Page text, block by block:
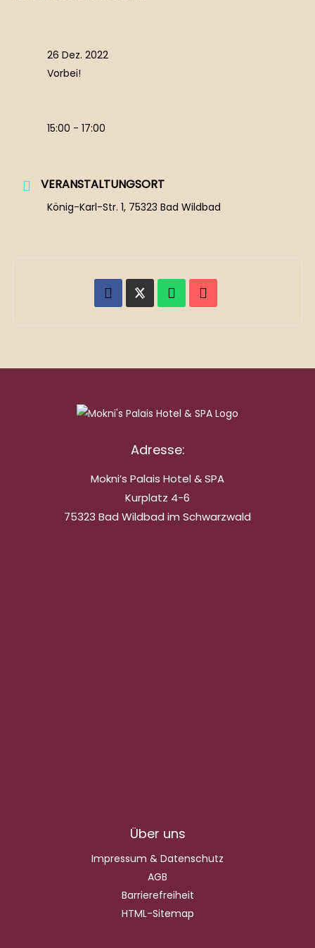
26 Dez. 2022
Vorbei!
15:00 - 17:00
VERANSTALTUNGSORT
König-Karl-Str. 1, 75323 Bad Wildbad
Adresse:
Mokni’s Palais Hotel & SPA
Kurplatz 4-6
75323 Bad Wildbad im Schwarzwald
Über uns
Impressum & Datenschutz
AGB
Barrierefreiheit
HTML-Sitemap